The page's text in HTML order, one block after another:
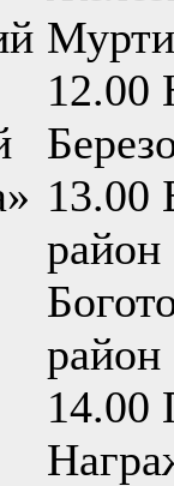
12.00
13.00
район
район
14.00